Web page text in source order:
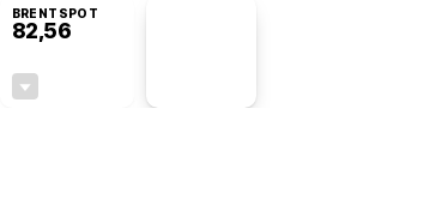
BRENTSPOT
82,56